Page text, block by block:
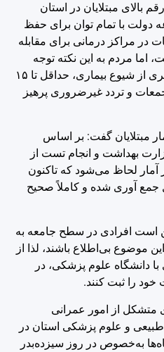
بالای مبتلایان در استان
با تمام توان برای حفظ
مراکز درمانی برای مقابله
اما مردم به این نکته توجه
داشته باشند که به‌منظور پیشگیری از شیوع بیماری، حداقل تا ۱۵
و تردد غیرضروری پرهیز
مبتلایان گفت: بر اساس
بهداشت و انجام تست از
آمار لحاظ می‌شود که تاکنون
جمع آوری شده و کاملاً صحیح
است افرادی در سطح جامعه به
موضوع بی‌اطلاع باشند، لذا از
دانشگاه علوم پزشکی، در
را ثبت کنند.
متشکل از امور عمرانی
و علوم پزشکی استان در
به‌خصوص در روز سیزده‌بدر